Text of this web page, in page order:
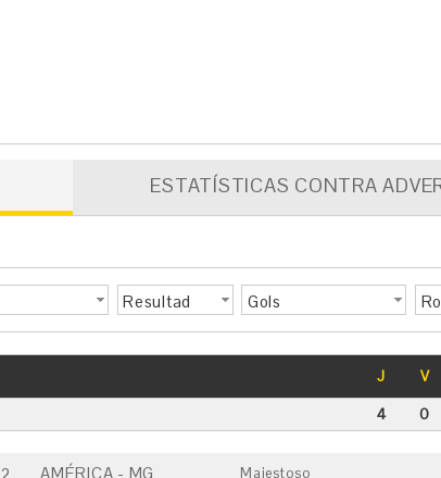
ESTATÍSTICAS CONTRA
Resultad
Gols
J V
4
0
AMÉRICA - MG Majestoso